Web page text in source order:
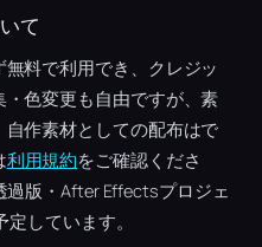
て
料で利用でき、クレジッ
・色変更も自由ですが、素
作素材としての配布はで
利用規約をご確認くださ
過版・After Effectsプロジェ
しています。